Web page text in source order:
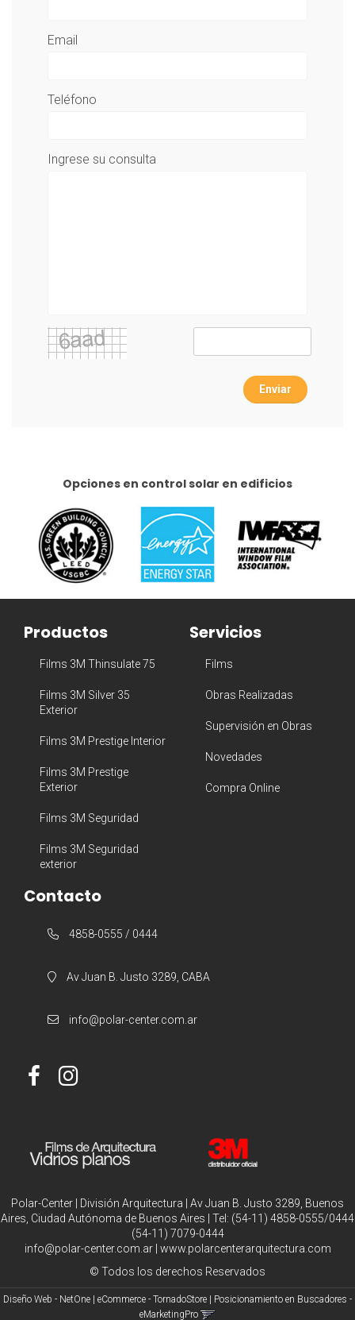
Email
Teléfono
Ingrese su consulta
Enviar
Opciones en control solar en edificios
Productos
Films 3M Thinsulate 75
Films 3M Silver 35
Exterior
Films 3M Prestige Interior
Films 3M Prestige
Exterior
Films 3M Seguridad
Films 3M Seguridad
exterior
Servicios
Films
Obras Realizadas
Supervisión en Obras
Novedades
Compra Online
Contacto
4858-0555 / 0444
Av Juan B. Justo 3289, CABA
info@polar-center.com.ar
Polar-Center | División Arquitectura | Av Juan B. Justo 3289, Buenos
Aires, Ciudad Autónoma de Buenos Aires | Tel: (54-11) 4858-0555/0444
(54-11) 7079-0444
info@polar-center.com.ar| www.polarcenterarquitectura.com
© Todos los derechos Reservados
Diseño Web - NetOne eCommerce - TornadoStore
Posicionamiento en Buscadores -
eMarketingPro